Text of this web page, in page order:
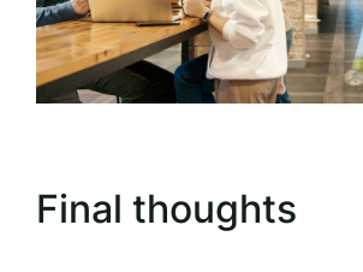
Final thoughts